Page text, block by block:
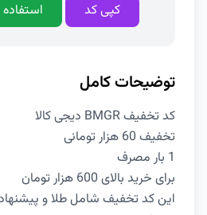
کپی کد
توضیحات کامل
کد تخفیف BMGR دیجی کالا
تخفیف 60 هزار تومانی
1 بار مصرف
برای خرید بالای 600 هزار تومان
این کد تخفیف شامل طلا و